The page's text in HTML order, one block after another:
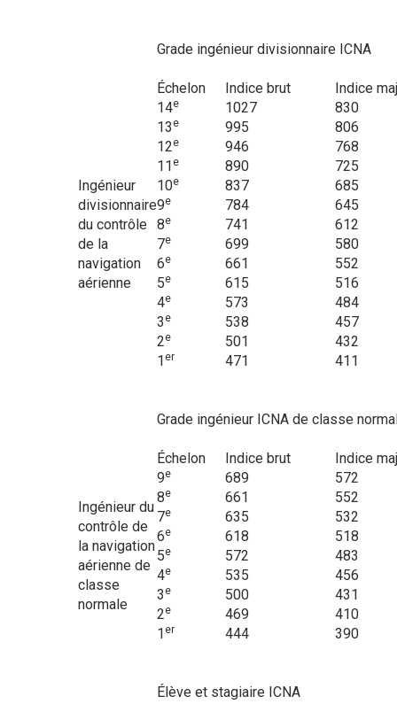
Grade ingénieur divisionnaire ICNA
Échelon Indice brut Indice
Ingénieur
divisionnaire
du contrôle
de la
navigation
aérienne
14e 1027
830
13 e 995
806
12e 946
768
11 e 890
725
10e 837
685
9e 784
645
8e 741
612
7e 699
580
6e 661
552
5e 615
516
4e 573
484
3 e 538
457
2e 501
432
1 er 471 411
Grade ingénieur ICNA de classe
Échelon Indice brut Indice
Ingénieur du
contrôle de
la navigation
aérienne de
classe
normale
9e 689
572
8e 661
552
7e 635
532
6e 618
518
5e 572
483
4e 535
456
3 e 500
431
2e 469
410
1 er 444 390
Élève et stagiaire ICNA